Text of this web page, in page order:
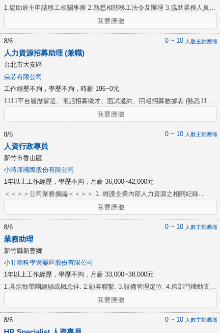
1.協助雇主申請移工相關事務 2.熟悉相關移工法令及辦理 3.協助業務人員處
極，並學習公司聘軒系統 有駕照，會開車 (優先入取) ☆3個月後依能力調薪
☆有經驗，薪水面議
8/6
人力資源招募助理 (兼職)
台北市大安區
朵芯有限公司
工作經歷不拘，學歷不拘，時薪 196~0元
0 ~ 10 人數主動應徵
1111平台履歷篩選、電話招募徵才、面試邀約、回報招募數據表 (熟悉1111
日 周一至周五平日時間，下午13：30~17：30 * (一周上班至少3-4天 )
8/6
人資行政專員
新竹市香山區
小時厚國際股份有限公司
1年以上工作經歷，學歷不拘，月薪 36,000~42,000元
0 ~ 10 人數主動應徵
＜＜＞＞公司業務擴編＜＜＞＞ 1. 維護企業內部人力資源之相關紀錄
（如：員工基本資料、勞動契約、工作說明書、出缺勤紀錄等）。 2. 門店
新進/離職員工勞健保、團保加退保作業。 3. 協助核算門店薪酬及發放作
業、薪資二代健保/薪資所得稅扣繳及申報作業。 4. 處理勞工保險/團險傷病
給付申請理賠等相關事宜。 5. 人力資源相關文件之更新與管理。 6. 熟悉人
資法規（如：勞基法、勞動相關法令)。 7. 規劃與協調所有與員工相關的問
題（如：雇用契約、勞動相關法令、員工關係等）。 8.調解勞資爭議、處理
員工資遣解雇等特殊人力資源相關事務。 9.一般文書資料處理、行政庶務協
助等。 10.協助財務長交辦事項。
8/6
業務助理
新竹縣新豐鄉
小叮噹科學遊樂區股份有限公司
1年以上工作經歷，學歷不拘，月薪 33,000~38,000元
0 ~ 10 人數主動應徵
1.具活動帶團經驗或概念佳. 2.顧客聯繫. 3.設備管理定位. 4.跨部門機動支援
人力. 5.主管交辦事宜. 6.遊程及活動規劃. 7.月排休8-10天(排休)
8/6 0 ~ 10 人數主動應徵